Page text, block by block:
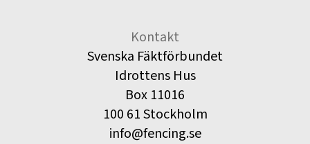
Kontakt
Svenska Fäktförbundet
Idrottens Hus
Box 11016
100 61 Stockholm
info@fencing.se